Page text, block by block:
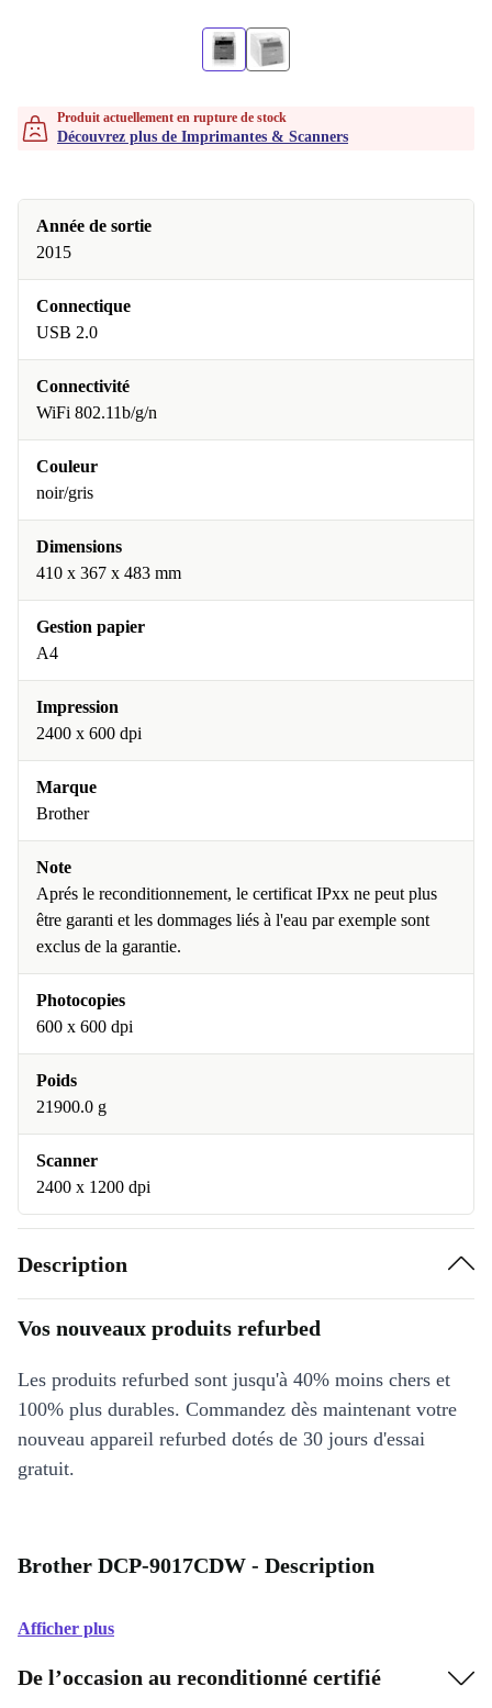
Produit actuellement en rupture de stock
Découvrez plus de Imprimantes & Scanners
Année de sortie
2015
Connectique
USB 2.0
Connectivité
WiFi 802.11b/g/n
Couleur
noir/gris
Dimensions
410 x 367 x 483 mm
Gestion papier
A4
Impression
2400 x 600 dpi
Marque
Brother
Note
Aprés le reconditionnement, le certificat IPxx ne peut plus
être garanti et les dommages liés à l'eau par exemple sont
exclus de la garantie.
Photocopies
600 x 600 dpi
Poids
21900.0 g
Scanner
2400 x 1200 dpi
Description
Vos nouveaux produits refurbed
Les produits refurbed sont jusqu'à 40% moins chers et
100% plus durables. Commandez dès maintenant votre
nouveau appareil refurbed dotés de 30 jours d'essai
gratuit.
Brother DCP-9017CDW - Description
Afficher plus
De l’occasion au reconditionné certifié